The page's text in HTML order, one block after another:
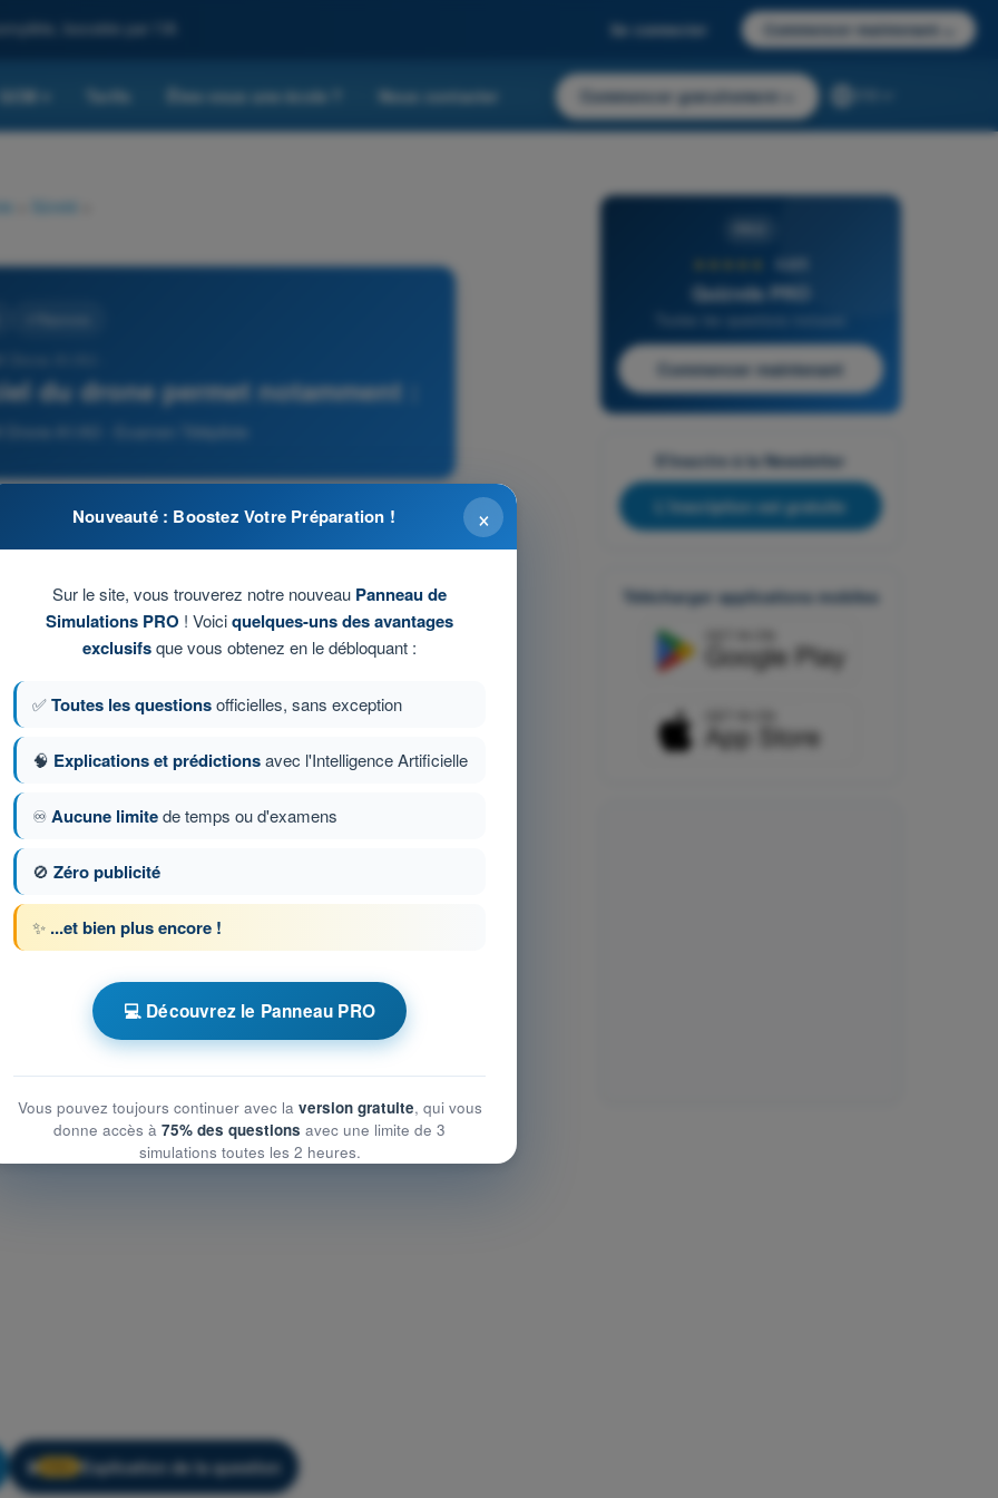
boostée par l'IA Se connecter Commencer maintenant
QCM Tarifs Êtes-vous une école ? Nous contacter Commencer gratuitement
Sûreté
du drone permet notamment :
A1/A3 - Examen Télépilote
5 sur 32 Question suivante
QCM Drone A1/A3 - Examen
d'Entraînement QCM Drone A1/A3 - Sûreté
🔒 Explication de la question
4,6/5
Quizvds PRO
Commencer maintenant
S'inscrire à la Newsletter
L'inscription est gratuite
Télécharger applications mobiles
×
Nouveauté : Boostez Votre Préparation !
Sur le site, vous trouverez notre nouveau Panneau de
Simulations PRO ! Voiciquelques-uns des avantages
exclusifsque vous obtenez en le débloquant :
✅Toutes les questionsofficielles, sans exception
🧠 Explications et prédictionsavec l'Intelligence Artificielle
♾️Aucune limitede temps ou d'examens
🚫 Zéro publicité
✨ ...et bien plus encore !
💻 Découvrez le Panneau PRO
Vous pouvez toujours continuer avec la version gratuite, qui vous
donne accès à 75% des questions avec une limite de 3
simulations toutes les 2 heures.